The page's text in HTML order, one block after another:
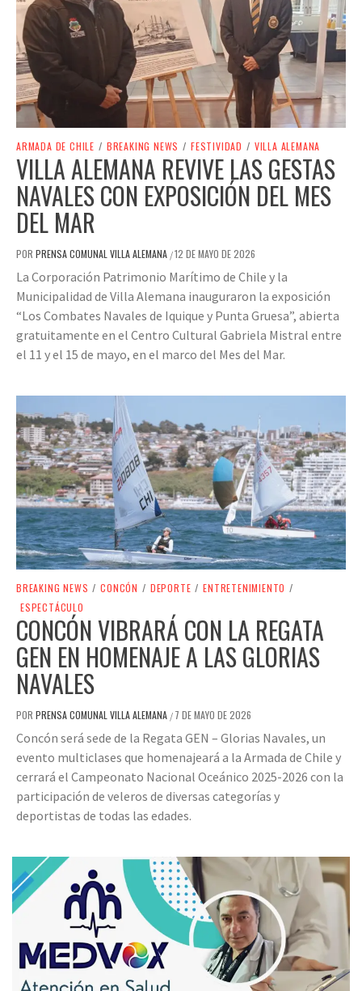
ARMADA DE CHILE / BREAKING NEWS / FESTIVIDAD / VILLA ALEMANA
VILLA ALEMANA REVIVE LAS GESTAS
NAVALES CON EXPOSICIÓN DEL MES
DEL MAR
POR PRENSA COMUNAL VILLA ALEMANA /12 DE MAYO DE 2026
La Corporación Patrimonio Marítimo de Chile y la
Municipalidad de Villa Alemana inauguraron la exposición
“Los Combates Navales de Iquique y Punta Gruesa”, abierta
gratuitamente en el Centro Cultural Gabriela Mistral entre
el 11 y el 15 de mayo, en el marco del Mes del Mar.
BREAKING NEWS / CONCÓN / DEPORTE / ENTRETENIMIENTO /
ESPECTÁCULO
CONCÓN VIBRARÁ CON LA REGATA
GEN EN HOMENAJE A LAS GLORIAS
NAVALES
POR PRENSA COMUNAL VILLA ALEMANA / 7 DE MAYO DE 2026
Concón será sede de la Regata GEN – Glorias Navales, un
evento multiclases que homenajeará a la Armada de Chile y
cerrará el Campeonato Nacional Oceánico 2025-2026 con la
participación de veleros de diversas categorías y
deportistas de todas las edades.